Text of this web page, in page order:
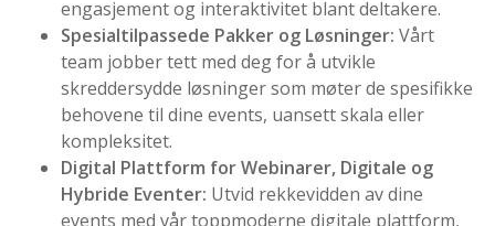
engasjement og interaktivitet blant deltakere.
Spesialtilpassede Pakker og Løsninger: Vårt
team jobber tett med deg for å utvikle
skreddersydde løsninger som møter de spesifikke
behovene til dine events, uansett skala eller
kompleksitet.
Digital Plattform for Webinarer, Digitale og
Hybride Eventer: Utvid rekkevidden av dine
events med vår toppmoderne digitale plattform,